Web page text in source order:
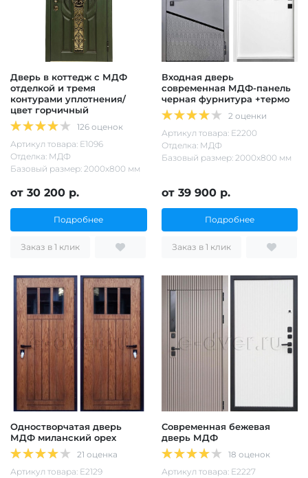
Дверь в коттедж с МДФ
отделкой и тремя
контурами уплотнения/
цвет горчичный
126 оценок
Артикул товара: Е1096
Отделка: МДФ
Базовый размер: 2000х800 мм
от 30 200 р.
Подробнее
Заказ в 1 клик
Входная дверь
современная МДФ-панель
черная фурнитура +термо
2 оценки
Артикул товара: Е2200
Отделка: МДФ
Базовый размер: 2000х800 мм
от 39 900 р.
Подробнее
Заказ в 1 клик
Одностворчатая дверь
МДФ миланский орех
21 оценка
Артикул товара: Е2129
Современная бежевая
дверь МДФ
18 оценок
Артикул товара: Е2227